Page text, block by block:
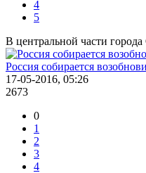
4
5
В центральной части
Россия собирается
17-05-2016, 05:26
2673
0
1
2
3
4